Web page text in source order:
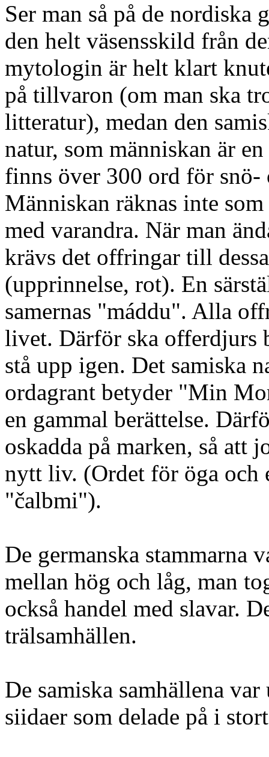
Ser man så på de nordiska
den helt väsensskild från
mytologin är helt klart
på tillvaron (om man ska
litteratur), medan den
natur, som människan är
finns över 300 ord för snö-
Människan räknas inte
med varandra. När man
krävs det offringar till
(upprinnelse, rot). En
samernas "máddu". Alla
livet. Därför ska offerdjurs
stå upp igen. Det samiska
ordagrant betyder "Min
en gammal berättelse.
oskadda på marken, så att
nytt liv. (Ordet för öga och
"čalbmi").
De germanska stammarna
mellan hög och låg, man
också handel med slavar.
trälsamhällen.
De samiska samhällena
siidaer som delade på i